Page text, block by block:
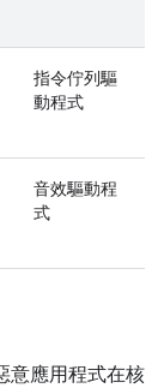
指令佇列驅
動程式
音效驅動程
式
意應用程式在核